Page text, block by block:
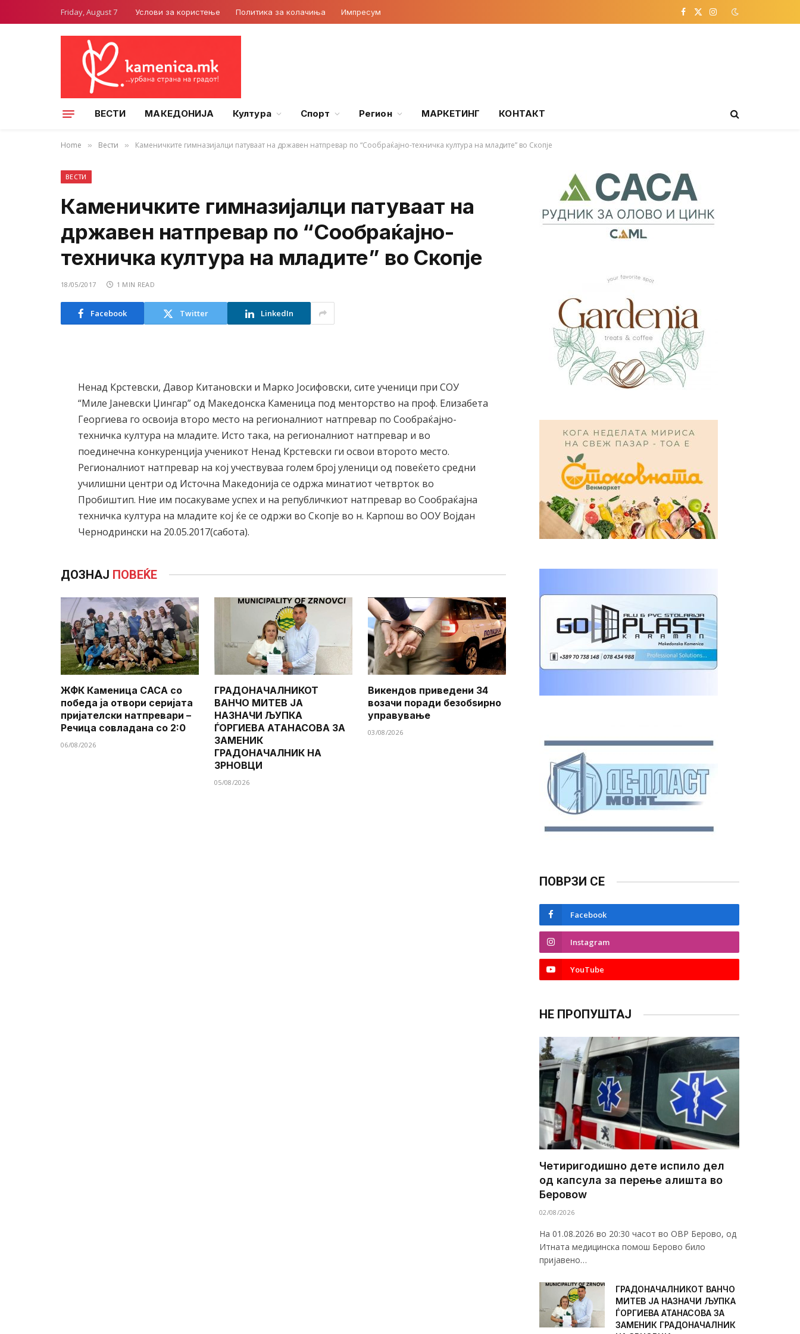
Friday, August 7 Услови за користење Политика за колачиња Импресум Facebook
X
Instagram
ВЕСТИ МАКЕДОНИЈА Култура Спорт Регион МАРКЕТИНГ КОНТАКТ
Home » Вести » Каменичките гимназијалци патуваат на државен натпревар по “Сообраќајно-техничка култура на младите” во Скопје
ВЕСТИ
Каменичките гимназијалци патуваат на
државен натпревар по “Сообраќајно-
техничка култура на младите” во Скопје
18/05/2017 1 MIN READ
Facebook Twitter LinkedIn
Ненад Крстевски, Давор Китановски и Марко Јосифовски, сите ученици при СОУ
“Миле Јаневски Џингар” од Македонска Каменица под менторство на проф. Елизабета
Георгиева го освоија второ место на регионалниот натпревар по Сообраќајно-
техничка култура на младите. Исто така, на регионалниот натпревар и во
поединечна конкуренција ученикот Ненад Крстевски ги освои второто место.
Регионалниот натпревар на кој учествуваа голем број уленици од повеќето средни
училишни центри од Источна Македонија се одржа минатиот четврток во
Пробиштип. Ние им посакуваме успех и на републичкиот натпревар во Сообраќајна
техничка култура на младите кој ќе се одржи во Скопје во н. Карпош во ООУ Војдан
Чернодрински на 20.05.2017(сабота).
ДОЗНАЈ ПОВЕЌЕ
ЖФК Каменица САСА со
победа ја отвори серијата
пријателски натпревари –
Речица совладана со 2:0
06/08/2026
ГРАДОНАЧАЛНИКОТ
ВАНЧО МИТЕВ ЈА
НАЗНАЧИ ЉУПКА
ЃОРГИЕВА АТАНАСОВА ЗА
ЗАМЕНИК
ГРАДОНАЧАЛНИК НА
ЗРНОВЦИ
05/08/2026
Викендов приведени 34
возачи поради безобѕирно
управување
03/08/2026
ПОВРЗИ СЕ
Facebook
Instagram
YouTube
НЕ ПРОПУШТАЈ
Четиригодишно дете испило дел
од капсула за перење алишта во
Беровоw
02/08/2026
На 01.08.2026 во 20:30 часот во ОВР Берово, од
Итната медицинска помош Берово било
пријавено…
ГРАДОНАЧАЛНИКОТ ВАНЧО
МИТЕВ ЈА НАЗНАЧИ ЉУПКА
ЃОРГИЕВА АТАНАСОВА ЗА
ЗАМЕНИК ГРАДОНАЧАЛНИК